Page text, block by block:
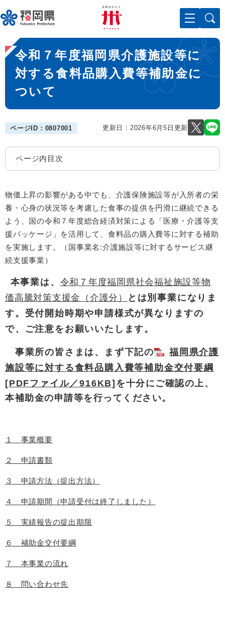
ー
ジ
先
頭
メニューを飛ばして本文へ
本
文
令和７年度福岡県介護施設等に
対する食料品購入費等補助金に
ついて
ページID：0807001 更新日：2026年6月5日更新
ページ内目次
物価上昇の影響がある中でも、介護保険施設等が入所者の栄
養・心身の状況等を考慮した食事の提供を円滑に継続できる
よう、国の令和７年度総合経済対策による「医療・介護等支
援パッケージ」を活用して、食料品の購入費等に対する補助
を実施します。（国事業名:介護施設等に対するサービス継
続支援事業）
本事業は、 令和７年度福岡県社会福祉施設等物
価高騰対策支援金（介護分）
とは別事業になりま
す。受付開始時期や申請様式が異なりますの
で、ご注意をお願いいたします。​
事業所の皆さまは、まず下記の
福岡県介護
施設等に対する食料品購入費等補助金交付要綱
[PDFファイル／916KB] を十分にご確認の上、
本補助金の申請等を行ってください。
１ 事業概要
２ 申請書類
３ 申請方法（提出方法）
４ 申請期間（申請受付は終了しました）
５ 実績報告の提出期限
６ 補助金交付要綱
７ 本事業の流れ
８ 問い合わせ先